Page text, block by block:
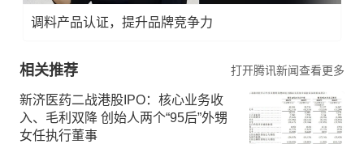
调料产品认证，提升品牌竞争力
相关推荐 打开腾讯新闻查看更多
新济医药二战港股IPO：核心业务收
入、毛利双降 创始人两个“95后”外甥
女任执行董事